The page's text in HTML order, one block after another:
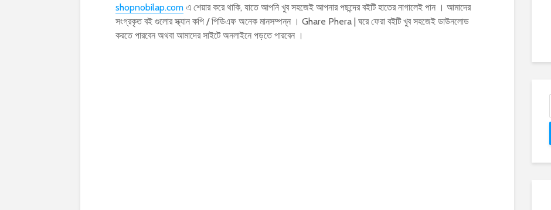
shopnobilap.com এ শেয়ার করে থাকি, যাতে আপনি খুব সহজেই আপনার পছন্দের বইটি হাতের নাগালেই পান । আমাদের
সংগ্রকৃত বই গুলোর স্ক্যান কপি / পিডিএফ অনেক মানসম্পন্ন । Ghare Phera | ঘরে ফেরা বইটি খুব সহজেই ডাউনলোড
করতে পারবেন অথবা আমাদের সাইটে অনলাইনে পড়তে পারবেন ।